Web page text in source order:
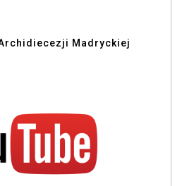
Archidiecezji Madryckiej